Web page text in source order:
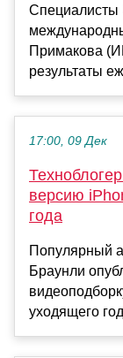
Специалисты
Примакова
результаты
17:00, 09 Дек
версию
года
Популярный
Браунли
уходящего